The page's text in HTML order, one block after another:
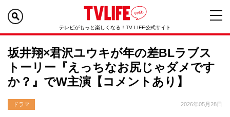
テレビがもっと楽しくなる！TV LIFE公式サイト
坂井翔×君沢ユウキが年の差BLラブス
トーリー『えっちなお尻じゃダメです
か？』でW主演【コメントあり】
ドラマ 2026年05月28日